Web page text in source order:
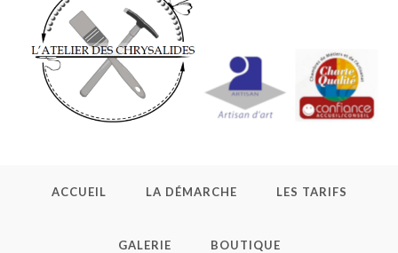
ACCUEIL LA DÉMARCHE LES TARIFS
GALERIE BOUTIQUE